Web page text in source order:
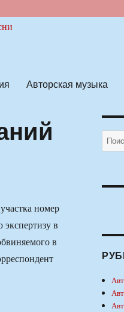
Авторская музыка
номер
в
в
Искать: